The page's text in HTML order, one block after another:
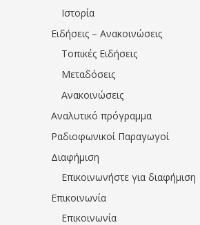
Ιστορία
Ειδήσεις – Ανακοινώσεις
Τοπικές Ειδήσεις
Μεταδόσεις
Ανακοινώσεις
Αναλυτικό πρόγραμμα
Ραδιοφωνικοί Παραγωγοί
Διαφήμιση
Επικοινωνήστε για διαφήμιση
Επικοινωνία
Επικοινωνία